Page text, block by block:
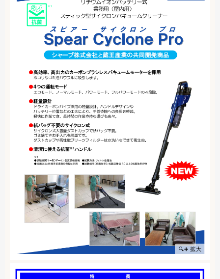
🔍➕ 拡大